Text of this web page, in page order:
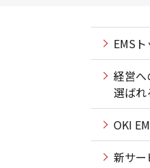
EMS
経営へ
選ばれ
OKI
新サー